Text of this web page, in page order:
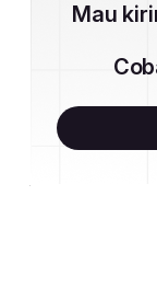
Mau